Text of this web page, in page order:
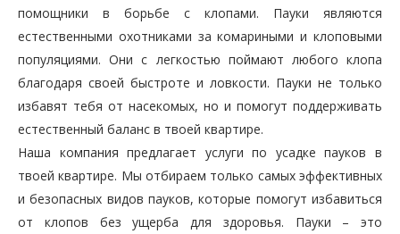
помощники в борьбе с клопами. Пауки являются
естественными охотниками за комариными и клоповыми
популяциями. Они с легкостью поймают любого клопа
благодаря своей быстроте и ловкости. Пауки не только
избавят тебя от насекомых, но и помогут поддерживать
естественный баланс в твоей квартире.
Наша компания предлагает услуги по усадке пауков в
твоей квартире. Мы отбираем только самых эффективных
и безопасных видов пауков, которые помогут избавиться
от клопов без ущерба для здоровья. Пауки – это